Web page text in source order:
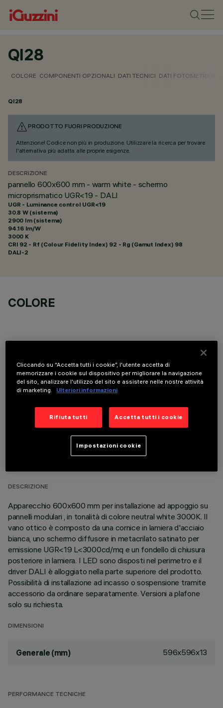
QI28
COLORE COMPONENTI OPZIONALI DATI TECNICI DATI FOTOMETRICI
QI28
PRODOTTO FUORI PRODUZIONE
Attenzione! Codice non più in produzione. Utilizzare la ricerca per trovare
l'alternativa più adatta alle proprie esigenze.
DESCRIZIONE
pannello 600x600 mm - warm white - schermo
microprismatico UGR<19 - DALI
UGR - Luminance control UGR<19
30.8 W (sistema)
2900 lm (sistema)
94.16 lm/W
3000 K
CRI 92 - Rf (Colour Fidelity Index) 92 - Rg (Gamut Index) 98
DALI-2
COLORE
COMPONENTI OPZIONALI
DATI TECNICI
DESCRIZIONE
Apparecchio 600x600 mm per installazione ad appoggio su
pannelli modulari , in tonalità di colore neutral white 3000K. Il
vano ottico è composto da una cornice in lamiera d'acciaio
bianca, uno schermo diffusore in metacrilato satinato per
emissione UGR<19 L<3000cd/mq e un fondello di chiusura
posteriore in lamiera. I LED sono disposti nel perimetro e il
driver DALI è alloggiato nella parte superiore del prodotto.
Possibilità di installazione ad incasso o sospensione tramite
accessorio da ordinare separatamente. Versioni a plafone
solo su richiesta.
DIMENSIONI
Generale (mm) 596x596x13
PERFORMANCE TECNICHE
Cliccando su “Accetta tutti i cookie”, l'utente accetta di
memorizzare i cookie sul dispositivo per migliorare la navigazione
del sito, analizzare l'utilizzo del sito e assistere nelle nostre attività
di marketing.
Ulteriori informazioni
Rifiuta tutti Accetta tutti i cookie
Impostazioni cookie